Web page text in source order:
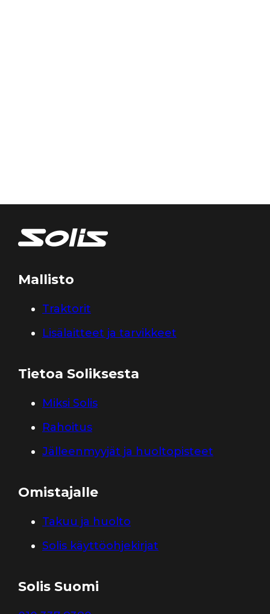
Mallisto
Traktorit
Lisälaitteet ja tarvikkeet
Tietoa Soliksesta
Miksi Solis
Rahoitus
Jälleenmyyjät ja huoltopisteet
Omistajalle
Takuu ja huolto
Solis käyttöohjekirjat
Solis Suomi